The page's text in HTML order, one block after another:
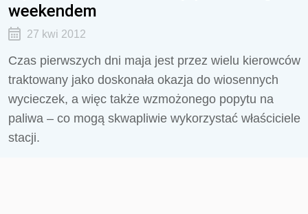
weekendem
27 kwi 2012
Czas pierwszych dni maja jest przez wielu kierowców
traktowany jako doskonała okazja do wiosennych
wycieczek, a więc także wzmożonego popytu na
paliwa – co mogą skwapliwie wykorzystać właściciele
stacji.